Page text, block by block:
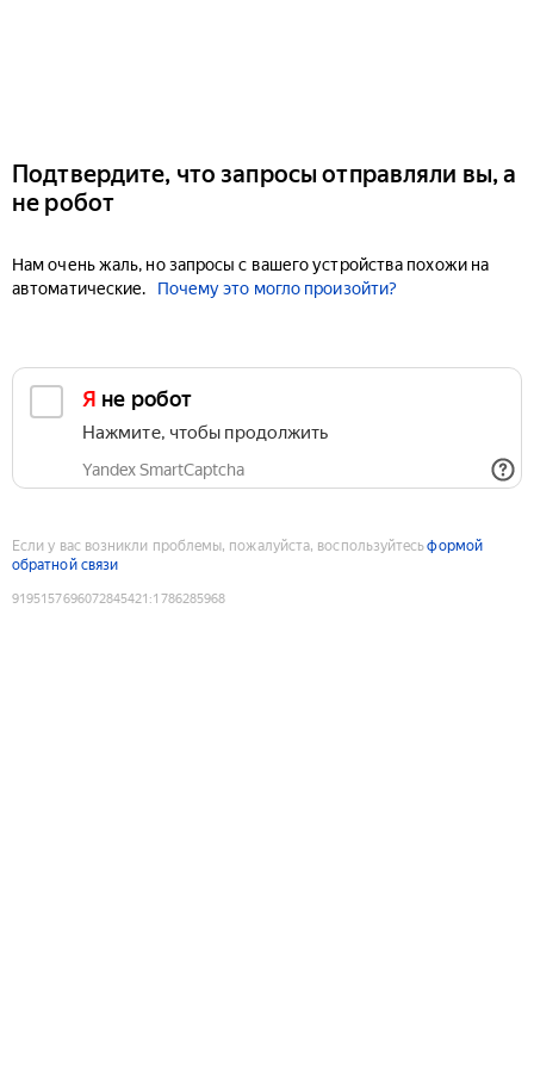
Подтвердите, что запросы отправляли вы, а
не робот
Нам очень жаль, но запросы с вашего устройства похожи на
автоматические.
Почему это могло произойти?
Я не робот
Нажмите, чтобы продолжить
Yandex SmartCaptcha
Если у вас возникли проблемы, пожалуйста, воспользуйтесьформой
обратной связи
9195157696072845421 :1786285968